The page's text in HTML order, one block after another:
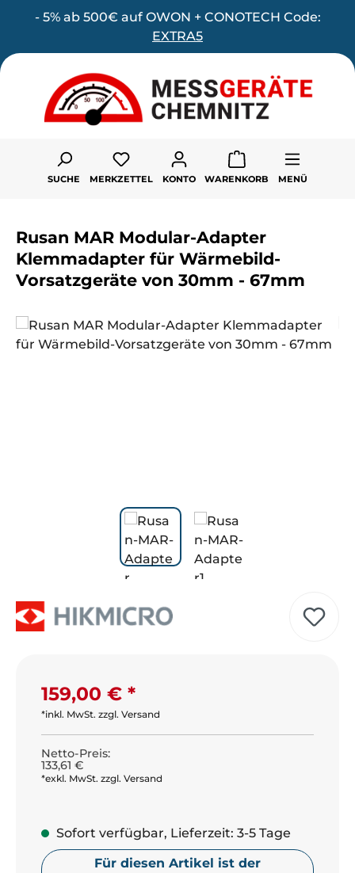
Zum Hauptinhalt springen
- 5% ab 500€ auf OWON + CONOTECH Code:
EXTRA5
SUCHE
Du hast 0 Produkte auf dem
MERKZETTEL KONTO WARENKORB MENÜ
Rusan MAR Modular-Adapter
Klemmadapter für Wärmebild-
Vorsatzgeräte von 30mm - 67mm
Bildergalerie überspringen
Regulärer Preis:
159,00 €
*inkl. MwSt. zzgl. Versand
Netto-Preis:
133,61 €
*exkl. MwSt. zzgl. Versand
Sofort verfügbar, Lieferzeit: 3-5 Tage
Für diesen Artikel ist der